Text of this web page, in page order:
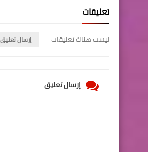
تعليقات
ليست هناك تعليقات إرسال تعليق
إرسال تعليق